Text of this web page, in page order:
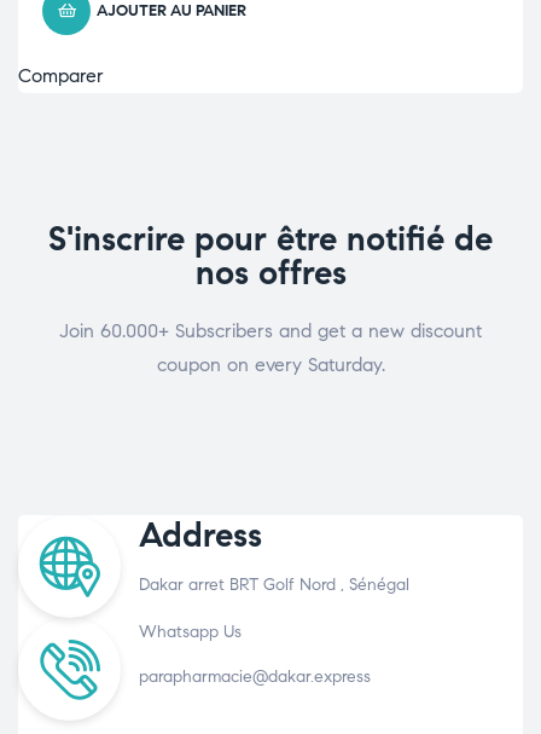
AJOUTER AU PANIER
Comparer
S'inscrire pour être notifié de
nos offres
Join 60.000+ Subscribers and get a new discount
coupon on every Saturday.
Address
Dakar arret BRT Golf Nord , Sénégal
Whatsapp Us
parapharmacie@dakar.express